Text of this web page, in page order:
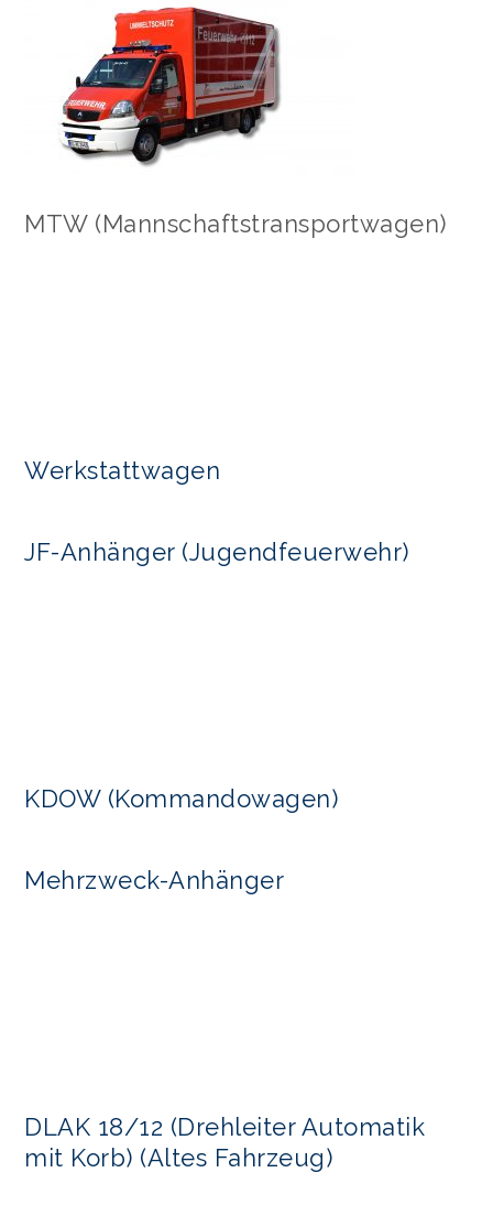
MTW (Mannschaftstransportwagen)
Werkstattwagen
JF-Anhänger (Jugendfeuerwehr)
KDOW (Kommandowagen)
Mehrzweck-Anhänger
DLAK 18/12 (Drehleiter Automatik
mit Korb) (Altes Fahrzeug)